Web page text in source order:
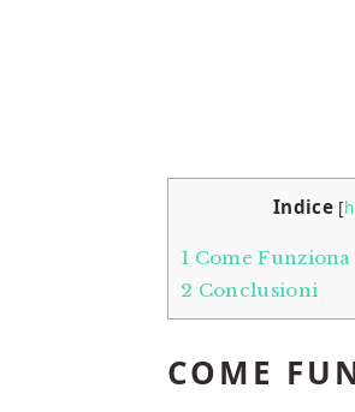
Indice [
1 Come
2 Conclusioni
COME